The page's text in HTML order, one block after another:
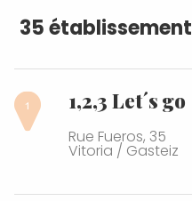
35
1,2,3 Let´s go
Rue Fueros, 35
Vitoria / Gasteiz